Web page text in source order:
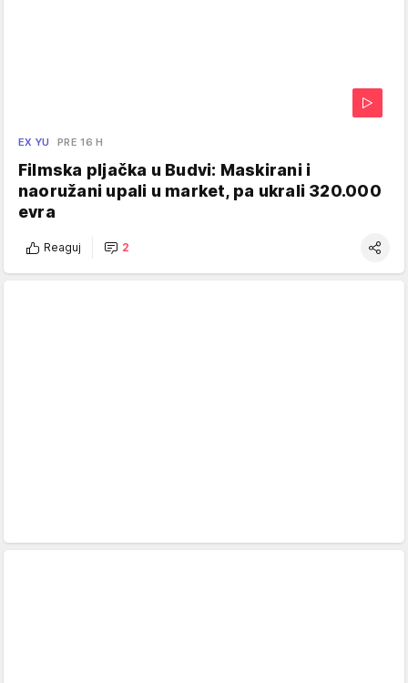
EX YU PRE 16 H
Filmska pljačka u Budvi: Maskirani i
naoružani upali u market, pa ukrali 320.000
evra
Reaguj 2